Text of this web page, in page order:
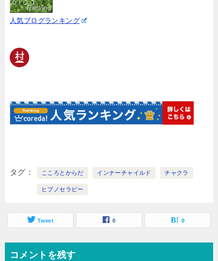
人気ブログランキング
タグ こころとからだ インナーチャイルド チャクラ
ヒプノセラピー
Tweet 0 0
コメントを残す